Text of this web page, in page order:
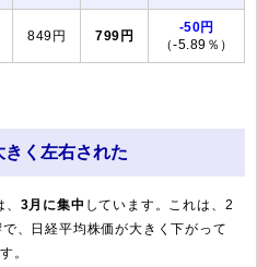
849円 799円
-50円
（-5.89％）
きく左右された
3月に集中 しています。これは、2
、日経平均株価が大きく下がって
。